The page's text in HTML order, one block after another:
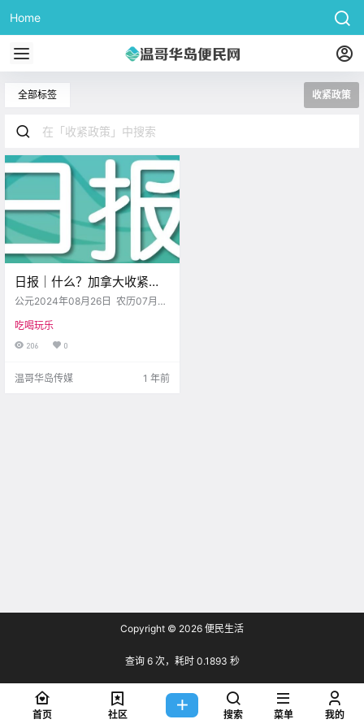
Home
全部标签 收紧政策
日报｜什么？加拿大收紧外
劳政策并考虑削减移民目
公元2024年08月26日 农历07月
黄历 > 维多利亚本周气象预报（华
吃喝玩乐
206 0
温哥华岛传媒 1 年前
Copyright © 2026 便民生活
查询 6 次，耗时 0.1893 秒
首页 社区 搜索 菜单 我的